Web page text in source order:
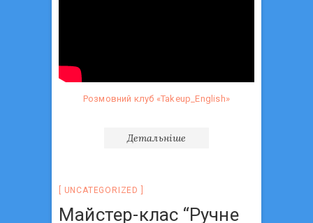
Розмовний клуб «Takeup_English»
Детальніше
UNCATEGORIZED
Майстер-клас “Ручне